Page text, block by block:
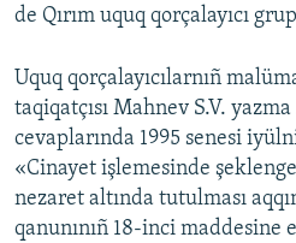
de Qırım uquq qorçalayıcı
Uquq qorçalayıcılarnıñ
taqiqatçısı Mahnev S.V.
cevaplarında 1995 senesi
«Cinayet işlemesinde
nezaret altında tutulması
qanunınıñ 18-inci maddesine